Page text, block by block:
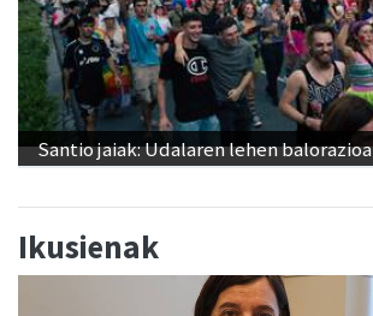
Santio jaiak: Udalaren lehen balorazioa
Ikusienak